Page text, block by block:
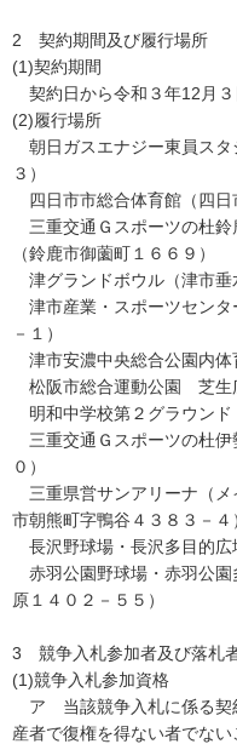
2 契約期間及び履行場所
(1)契約期間
契約日から令和３年12月
(2)履行場所
朝日ガスエナジー東員スタ
３）
四日市市総合体育館（四日
三重交通Ｇスポーツの杜
（鈴鹿市御薗町１６６９）
津グランドボウル（津市垂
津市産業・スポーツセンタ
－１）
津市安濃中央総合公園内体
松阪市総合運動公園 芝生
明和中学校第２グラウンド
三重交通Ｇスポーツの杜
０）
三重県営サンアリーナ（メ
市朝熊町字鴨谷４３８３－４
長沢野球場・長沢多目的広
赤羽公園野球場・赤羽公園
原１４０２－５５）
3 競争入札参加者及び落札
(1)競争入札参加資格
ア 当該競争入札に係る契
産者で復権を得ない者でない